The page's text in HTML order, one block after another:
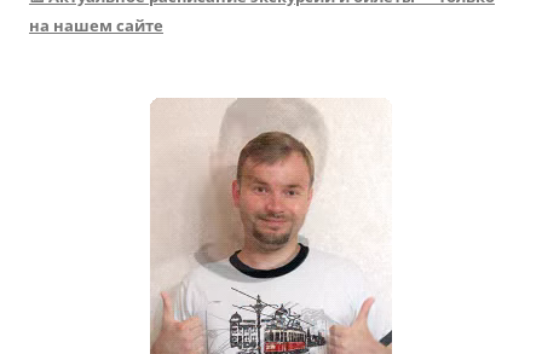
на нашем сайте